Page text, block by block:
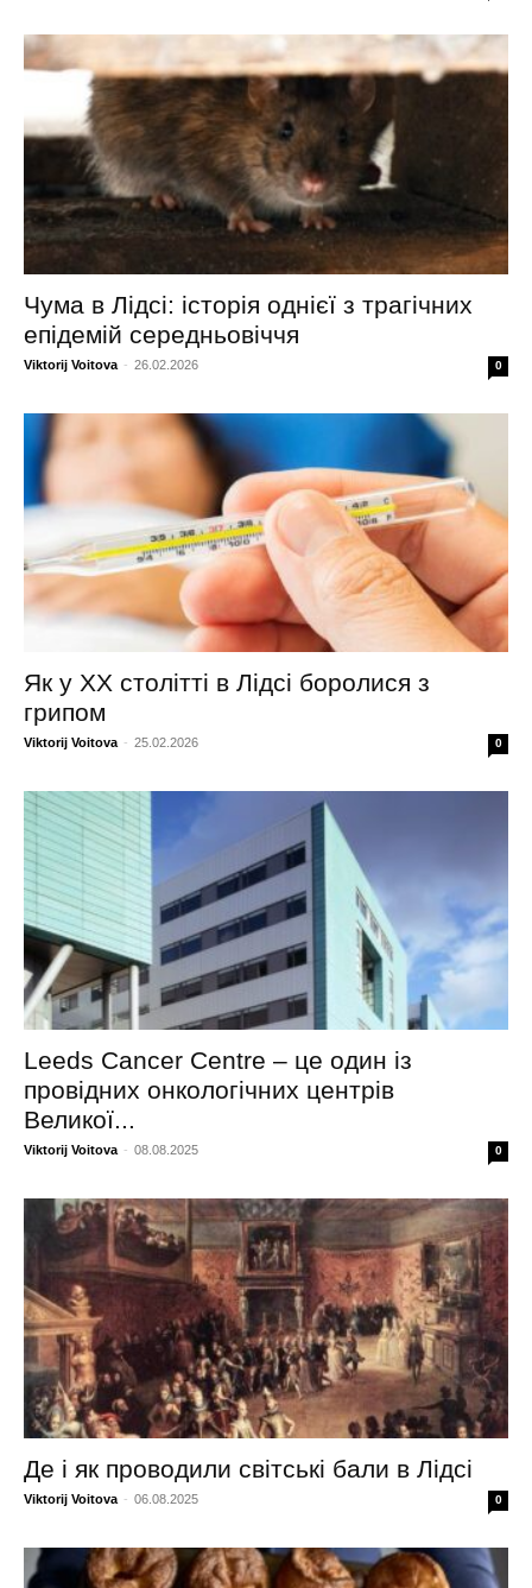
Чума в Лідсі: історія однієї з трагічних
епідемій середньовіччя
Viktorij Voitova - 26.02.2026 0
Як у XX столітті в Лідсі боролися з
грипом
Viktorij Voitova - 25.02.2026 0
Leeds Cancer Centre – це один із
провідних онкологічних центрів
Великої...
Viktorij Voitova - 08.08.2025 0
Де і як проводили світські бали в Лідсі
Viktorij Voitova - 06.08.2025 0